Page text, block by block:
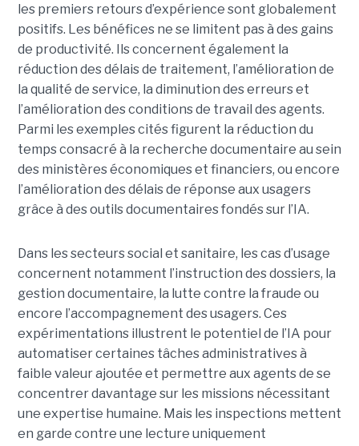
les premiers retours d’expérience sont globalement
positifs. Les bénéfices ne se limitent pas à des gains
de productivité. Ils concernent également la
réduction des délais de traitement, l’amélioration de
la qualité de service, la diminution des erreurs et
l’amélioration des conditions de travail des agents.
Parmi les exemples cités figurent la réduction du
temps consacré à la recherche documentaire au sein
des ministères économiques et financiers, ou encore
l’amélioration des délais de réponse aux usagers
grâce à des outils documentaires fondés sur l’IA.
Dans les secteurs social et sanitaire, les cas d’usage
concernent notamment l’instruction des dossiers, la
gestion documentaire, la lutte contre la fraude ou
encore l’accompagnement des usagers. Ces
expérimentations illustrent le potentiel de l’IA pour
automatiser certaines tâches administratives à
faible valeur ajoutée et permettre aux agents de se
concentrer davantage sur les missions nécessitant
une expertise humaine. Mais les inspections mettent
en garde contre une lecture uniquement